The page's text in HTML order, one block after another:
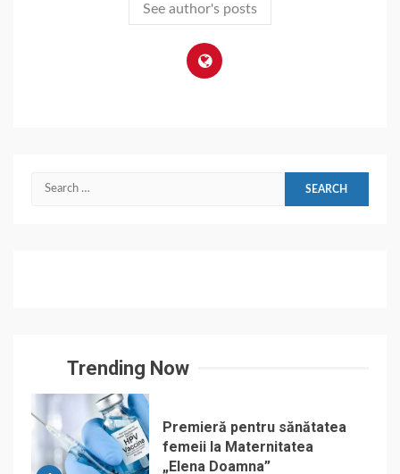
See author's posts
Search
Trending Now
Premieră pentru sănătatea
femeii la Maternitatea
„Elena Doamna”